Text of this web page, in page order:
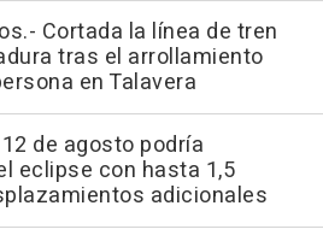
Cortada la línea de tren
tras el arrollamiento
en Talavera
de agosto podría
eclipse con hasta 1,5
adicionales